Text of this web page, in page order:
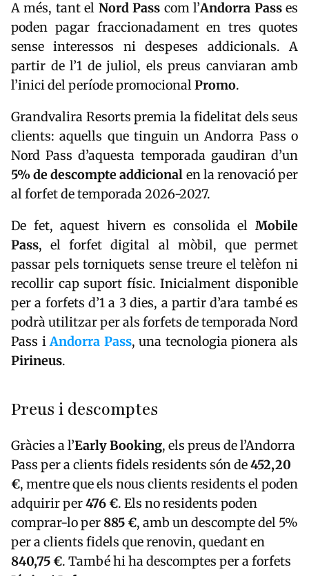
A més, tant el Nord Pass com l’Andorra Passes
poden pagar fraccionadament en tres quotes
sense interessos ni despeses addicionals. A
partir de l’1 de juliol, els preus canviaran amb
l’inici del període promocionalPromo.
Grandvalira Resorts premia la fidelitat dels seus
clients: aquells que tinguin un Andorra Pass o
Nord Pass d’aquesta temporada gaudiran d’un
5% de descompte addicional en la renovació per
al forfet de temporada 2026-2027.
De fet, aquest hivern es consolida el Mobile
Pass, el forfet digital al mòbil, que permet
passar pels torniquets sense treure el telèfon ni
recollir cap suport físic. Inicialment disponible
per a forfets d’1 a 3 dies, a partir d’ara també es
podrà utilitzar per als forfets de temporada Nord
Pass iAndorra Pass, una tecnologia pionera als
Pirineus.
Preus i descomptes
Gràcies a l’Early Booking, els preus de l’Andorra
Pass per a clients fidels residents són de452,20
€, mentre que els nous clients residents el poden
adquirir per476 €. Els no residents poden
comprar-lo per885 €, amb un descompte del 5%
per a clients fidels que renovin, quedant en
840,75 €. També hi ha descomptes per a forfets